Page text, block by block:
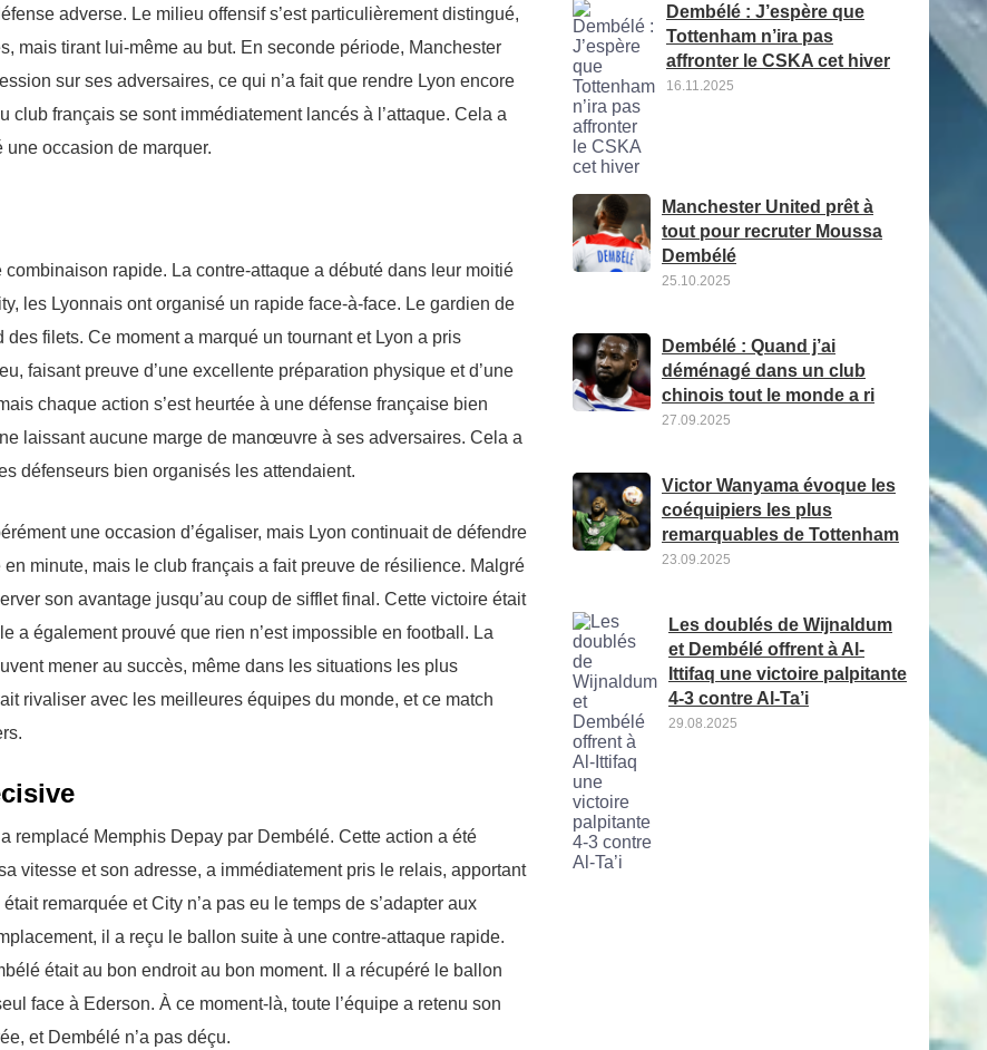
adverse. Le milieu offensif s’est particulièrement distingué,
mais tirant lui-même au but. En seconde période, Manchester
sur ses adversaires, ce qui n’a fait que rendre Lyon encore
français se sont immédiatement lancés à l’attaque. Cela a
une occasion de marquer.
rapide. La contre-attaque a débuté dans leur moitié
les Lyonnais ont organisé un rapide face-à-face. Le gardien de
filets. Ce moment a marqué un tournant et Lyon a pris
faisant preuve d’une excellente préparation physique et d’une
chaque action s’est heurtée à une défense française bien
laissant aucune marge de manœuvre à ses adversaires. Cela a
défenseurs bien organisés les attendaient.
une occasion d’égaliser, mais Lyon continuait de défendre
minute, mais le club français a fait preuve de résilience. Malgré
son avantage jusqu’au coup de sifflet final. Cette victoire était
a également prouvé que rien n’est impossible en football. La
mener au succès, même dans les situations les plus
rivaliser avec les meilleures équipes du monde, et ce match
remplacé Memphis Depay par Dembélé. Cette action a été
vitesse et son adresse, a immédiatement pris le relais, apportant
remarquée et City n’a pas eu le temps de s’adapter aux
il a reçu le ballon suite à une contre-attaque rapide.
était au bon endroit au bon moment. Il a récupéré le ballon
face à Ederson. À ce moment-là, toute l’équipe a retenu son
et Dembélé n’a pas déçu.
Dembélé : J’espère que
Tottenham n’ira pas
affronter le CSKA cet hiver
16.11.2025
Manchester United prêt à
tout pour recruter Moussa
Dembélé
25.10.2025
Dembélé : Quand j’ai
déménagé dans un club
chinois tout le monde a ri
27.09.2025
Victor Wanyama évoque les
coéquipiers les plus
remarquables de Tottenham
23.09.2025
Les doublés de Wijnaldum
et Dembélé offrent à Al-
Ittifaq une victoire palpitante
4-3 contre Al-Ta’i
29.08.2025